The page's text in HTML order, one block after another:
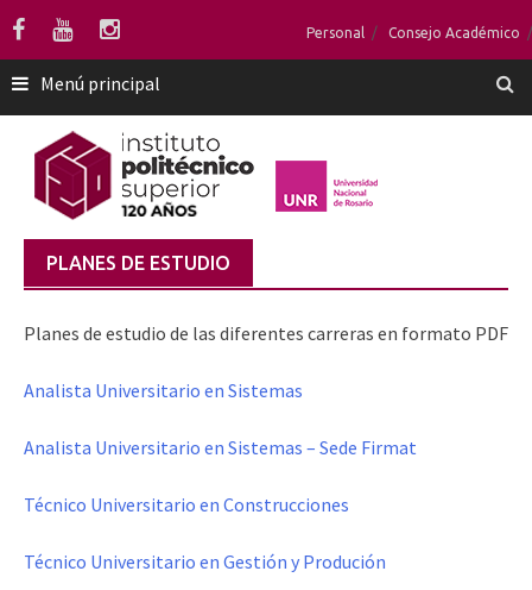
Saltar
contenido
Personal Consejo Académico
Menú principal
PLANES DE ESTUDIO
Planes de estudio de las diferentes carreras en formato PDF
Analista Universitario en Sistemas
Analista Universitario en Sistemas – Sede Firmat
Técnico Universitario en Construcciones
Técnico Universitario en Gestión y Produción